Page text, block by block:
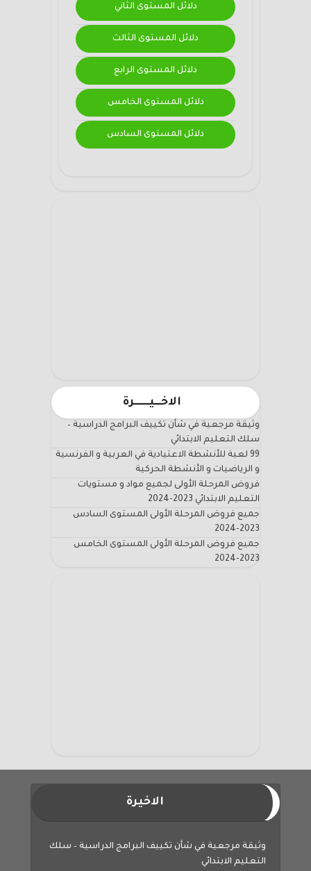
دلائل المستوى الثاني
دلائل المستوى الثالث
دلائل المستوى الرابع
دلائل المستوى الخامس
دلائل المستوى السادس
الاخـــيـــــــرة
وثيقة مرجعية في شأن تكييف البرامج الدراسية –
سلك التعليم الابتدائي
99 لعبة للأنشطة الاعتيادية في العربية و الفرنسية
و الرياضيات و الأنشطة الحركية
فروض المرحلة الأولى لجميع مواد و مستويات
التعليم الابتدائي 2023-2024
جميع فروض المرحلة الأولى المستوى السادس
2023-2024
جميع فروض المرحلة الأولى المستوى الخامس
2023-2024
الاخيرة
وثيقة مرجعية في شأن تكييف البرامج الدراسية – سلك
التعليم الابتدائي